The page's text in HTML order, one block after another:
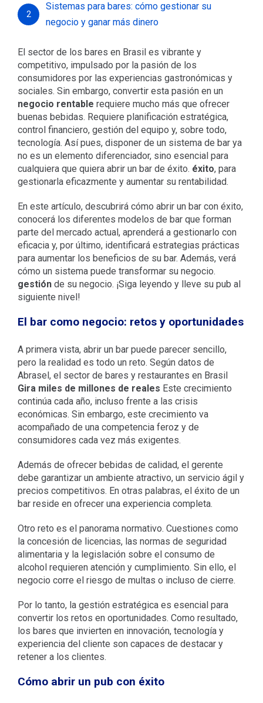
El sector de los bares en Brasil es vibrante y
competitivo, impulsado por la pasión de los
consumidores por las experiencias gastronómicas y
sociales. Sin embargo, convertir esta pasión en un
negocio rentable requiere mucho más que ofrecer
buenas bebidas. Requiere planificación estratégica,
control financiero, gestión del equipo y, sobre todo,
tecnología. Así pues, disponer de un sistema de bar ya
no es un elemento diferenciador, sino esencial para
cualquiera que quiera abrir un bar de éxito. éxito, para
gestionarla eficazmente y aumentar su rentabilidad.
En este artículo, descubrirá cómo abrir un bar con éxito,
conocerá los diferentes modelos de bar que forman
parte del mercado actual, aprenderá a gestionarlo con
eficacia y, por último, identificará estrategias prácticas
para aumentar los beneficios de su bar. Además, verá
cómo un sistema puede transformar su negocio.
gestión de su negocio. ¡Siga leyendo y lleve su pub al
siguiente nivel!
El bar como negocio: retos y oportunidades
A primera vista, abrir un bar puede parecer sencillo,
pero la realidad es todo un reto. Según datos de
Abrasel, el sector de bares y restaurantes en Brasil
Gira miles de millones de reales Este crecimiento
continúa cada año, incluso frente a las crisis
económicas. Sin embargo, este crecimiento va
acompañado de una competencia feroz y de
consumidores cada vez más exigentes.
Además de ofrecer bebidas de calidad, el gerente
debe garantizar un ambiente atractivo, un servicio ágil y
precios competitivos. En otras palabras, el éxito de un
bar reside en ofrecer una experiencia completa.
Otro reto es el panorama normativo. Cuestiones como
la concesión de licencias, las normas de seguridad
alimentaria y la legislación sobre el consumo de
alcohol requieren atención y cumplimiento. Sin ello, el
negocio corre el riesgo de multas o incluso de cierre.
Por lo tanto, la gestión estratégica es esencial para
convertir los retos en oportunidades. Como resultado,
los bares que invierten en innovación, tecnología y
experiencia del cliente son capaces de destacar y
retener a los clientes.
Cómo abrir un pub con éxito
2
Sistemas para bares: cómo gestionar su
negocio y ganar más dinero